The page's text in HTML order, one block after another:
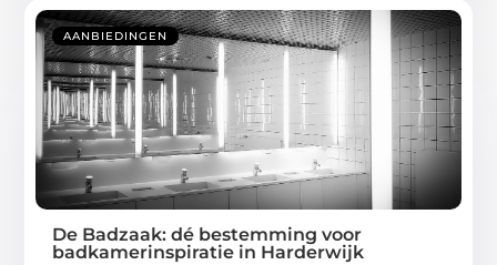
AANBIEDINGEN
De Badzaak: dé bestemming voor
badkamerinspiratie in Harderwijk